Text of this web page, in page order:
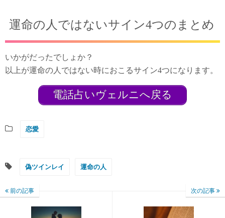
運命の人ではないサイン4つのまとめ
いかがだったでしょか？
以上が運命の人ではない時におこるサイン4つになります。
電話占いヴェルニへ戻る
恋愛
偽ツインレイ 運命の人
前の記事 次の記事